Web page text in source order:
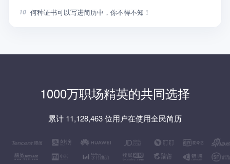
10 何种证书可以写进简历中，你不得不知！
1000万职场精英的共同选择
累计 11,128,463 位用户在使用全民简历